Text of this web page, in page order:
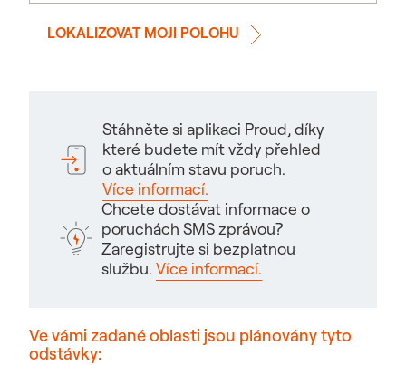
LOKALIZOVAT MOJI POLOHU
Stáhněte si aplikaci Proud, díky
které budete mít vždy přehled
o aktuálním stavu poruch.
Více informací.
Chcete dostávat informace o
poruchách SMS zprávou?
Zaregistrujte si bezplatnou
službu. Více informací.
Ve vámi zadané oblasti jsou plánovány tyto
odstávky: